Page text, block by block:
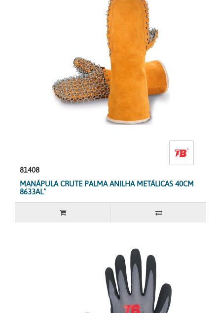
81408
MANÁPULA CRUTE PALMA ANILHA METÁLICAS 40CM
8633AL"